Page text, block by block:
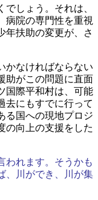
しょう。それは、
病院の専門性を重視
年扶助の変更が、さ
かなければならない
助がこの問題に直面
国際平和村は、可能
去にもすでに行って
る国への現地プロジ
の向上の支援をした
われます。そうかも
、川ができ、川が集